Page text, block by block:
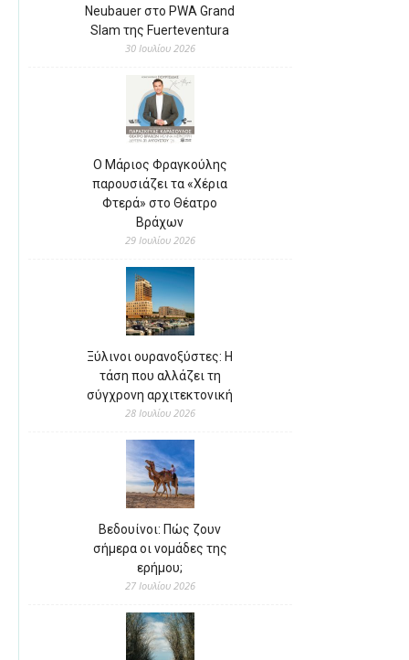
Neubauer στο PWA Grand
Slam της Fuerteventura
30 Ιουλίου 2026
Ο Μάριος Φραγκούλης
παρουσιάζει τα «Χέρια
Φτερά» στο Θέατρο
Βράχων
29 Ιουλίου 2026
Ξύλινοι ουρανοξύστες: Η
τάση που αλλάζει τη
σύγχρονη αρχιτεκτονική
28 Ιουλίου 2026
Βεδουίνοι: Πώς ζουν
σήμερα οι νομάδες της
ερήμου;
27 Ιουλίου 2026